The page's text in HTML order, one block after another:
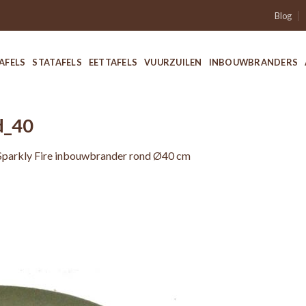
Blog
STATAFELS EETTAFELS VUURZUILEN INBOUWBRANDERS
Fire inbouwbrander rond Ø40 cm